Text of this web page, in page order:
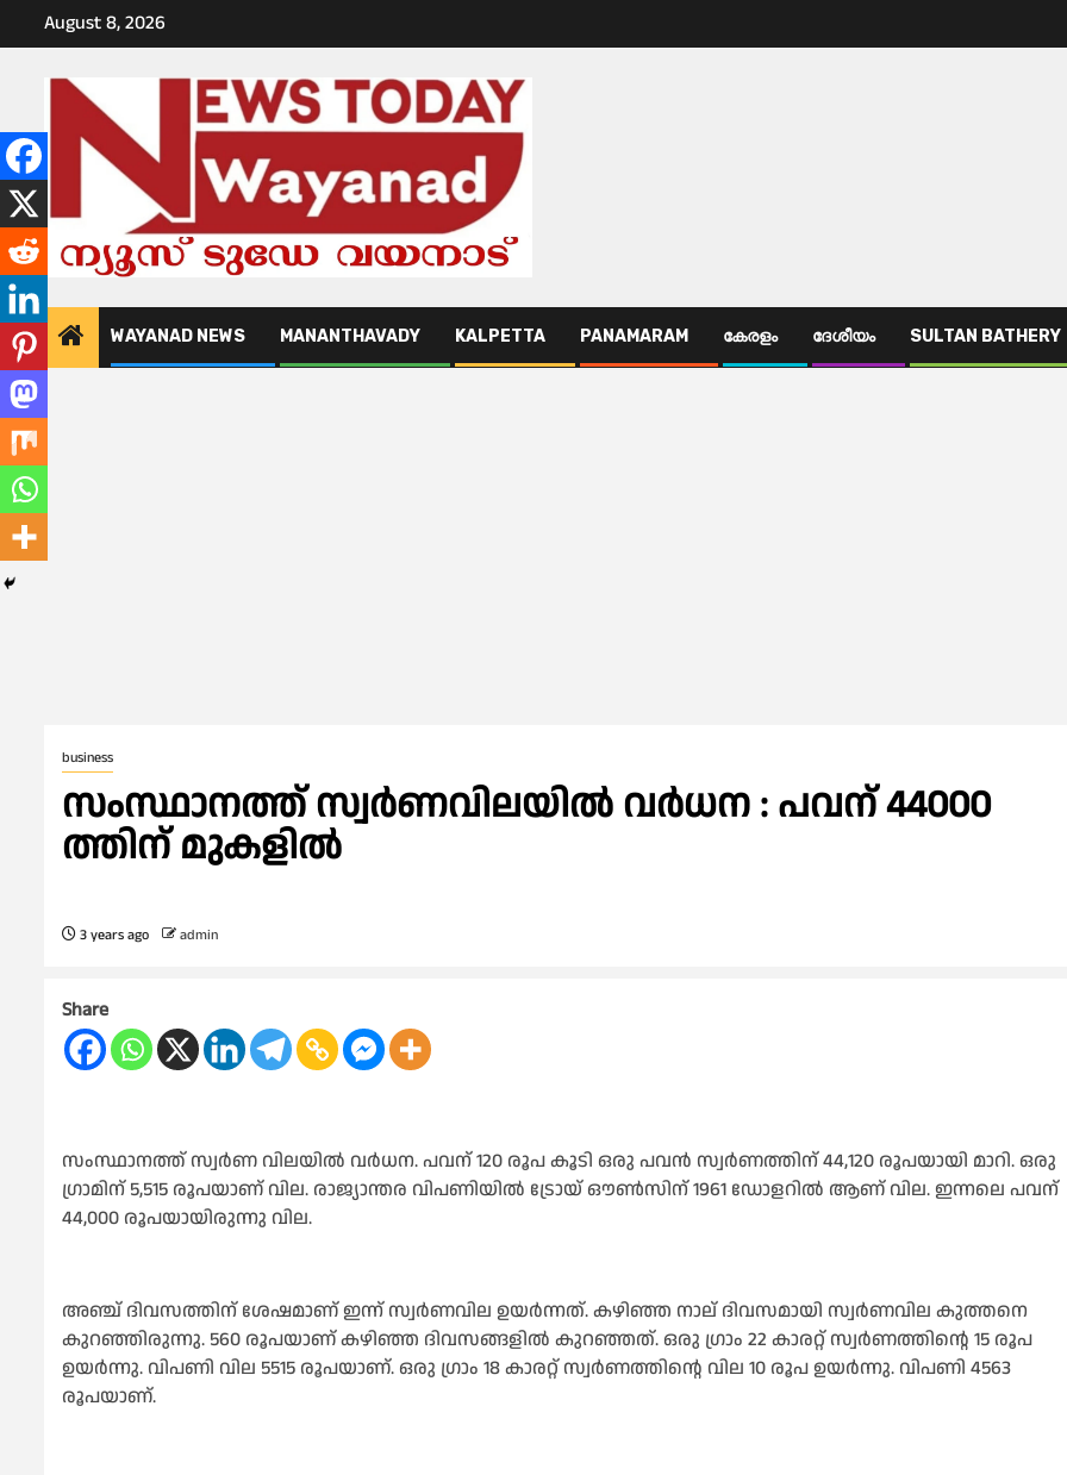
to
August 8, 2026
WAYANAD NEWS MANANTHAVADY KALPETTA PANAMARAM കേരളം ദേശീയം SULTAN BATHERY
business
സംസ്ഥാനത്ത് സ്വർണവിലയിൽ വർധന : പവന് 44000
ത്തിന് മുകളിൽ
3 years ago admin
Share
സംസ്ഥാനത്ത് സ്വർണ വിലയിൽ വർധന. പവന് 120 രൂപ കൂടി ഒരു പവൻ സ്വർണത്തിന് 44,120 രൂപയായി മാറി. ഒരു
ഗ്രാമിന് 5,515 രൂപയാണ് വില. രാജ്യാന്തര വിപണിയിൽ ട്രോയ് ഔൺസിന് 1961 ഡോളറിൽ ആണ് വില. ഇന്നലെ പവന്
44,000 രൂപയായിരുന്നു വില.
അഞ്ച് ദിവസത്തിന് ശേഷമാണ് ഇന്ന് സ്വർണവില ഉയർന്നത്. കഴിഞ്ഞ നാല്‌ ദിവസമായി സ്വർണവില കുത്തനെ
കുറഞ്ഞിരുന്നു. 560 രൂപയാണ് കഴിഞ്ഞ ദിവസങ്ങളിൽ കുറഞ്ഞത്. ഒരു ഗ്രാം 22 കാരറ്റ് സ്വർണത്തിന്റെ 15 രൂപ
ഉയർന്നു. വിപണി വില 5515 രൂപയാണ്. ഒരു ഗ്രാം 18 കാരറ്റ് സ്വർണത്തിന്റെ വില 10 രൂപ ഉയർന്നു. വിപണി 4563
രൂപയാണ്.